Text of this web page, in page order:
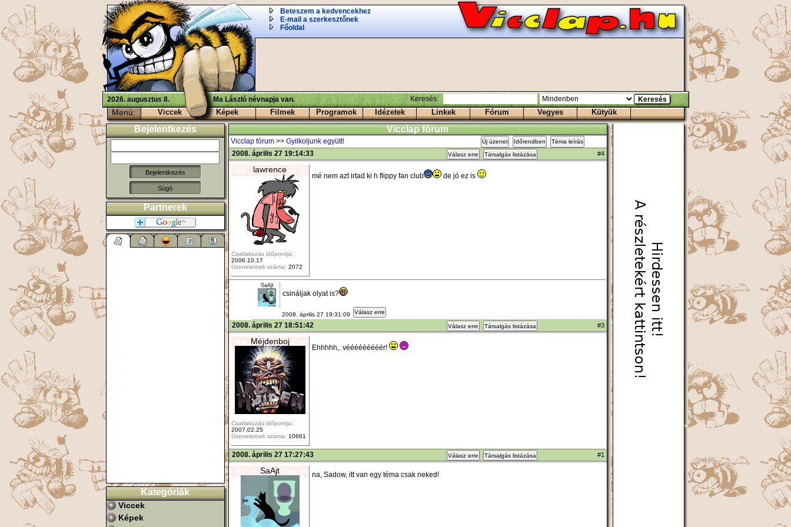
Beteszem a kedvencekhez
E-mail a szerkesztőnek
Főoldal
2026. augusztus 8. Ma László névnapja van. Keresés:
Menü: Viccek Képek Filmek Programok Idézetek Linkek Fórum Vegyes Kütyük
Bejelentkezés
Súgó
Partnerek
Kategóriák
Viccek
Képek
Vicclap fórum
Vicclap fórum>> Gyilkoljunk együtt! Új üzenet Időrendben Téma leírás
2008. április 27 19:14:33 Válasz erre Társalgás listázása #4
lawrence
Csatlakozás időpontja:
2006.10.17
Üzeneteinek száma: 2072
mé nem azt irtad ki h flippy fan club de jó ez is
SaAjt
csináljak olyat is?
2008. április 27 19:31:09 Válasz erre
2008. április 27 18:51:42 Válasz erre Társalgás listázása #3
Méjdenboj
Csatlakozás időpontja:
2007.02.25
Üzeneteinek száma: 10661
Ehhhhh,. vééééééééér!
2008. április 27 17:27:43 Válasz erre Társalgás listázása #1
SaAjt na, Sadow, itt van egy téma csak neked!